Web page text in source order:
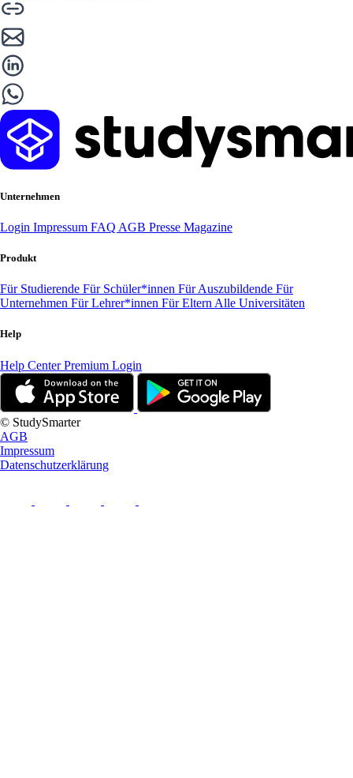
Unternehmen
Login Impressum FAQ AGB Presse Magazine
Produkt
Für Studierende Für Schüler*innen Für Auszubildende Für
Unternehmen Für Lehrer*innen Für Eltern Alle Universitäten
Help
Help CenterPremium Login
© StudySmarter
AGB
Impressum
Datenschutzerklärung